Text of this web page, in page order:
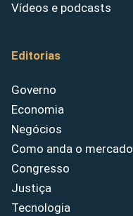
Vídeos e podcasts
Editorias
Governo
Economia
Negócios
Como anda o mercado
Congresso
Justiça
Tecnologia